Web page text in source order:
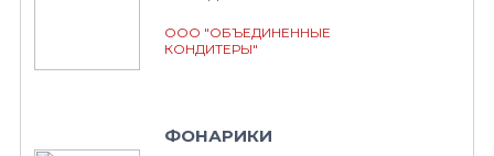
ООО "ОБЪЕДИНЕННЫЕ
КОНДИТЕРЫ"
ФОНАРИКИ